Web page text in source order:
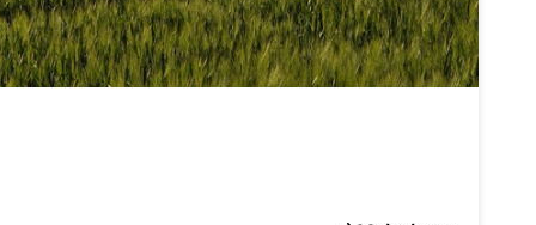
Namensänderungen
Verlust des Bürgerrechts,